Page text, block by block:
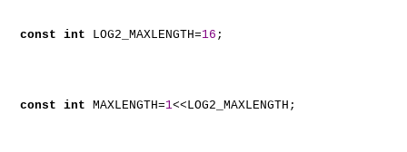
const int LOG2_MAXLENGTH=16 ;
const int MAXLENGTH=1<<LOG2_MAXLENGTH;